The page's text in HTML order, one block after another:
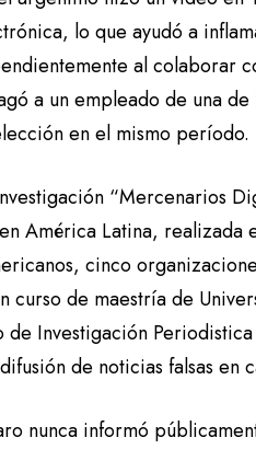
lo que ayudó a
al colaborar
a un empleado de una
en el mismo período.
“Mercenarios
América Latina, realizada
cinco
curso de maestría de
de Investigación
de noticias falsas en
nunca informó